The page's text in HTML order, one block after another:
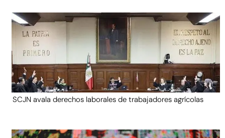
SCJN avala derechos laborales de trabajadores agrícolas